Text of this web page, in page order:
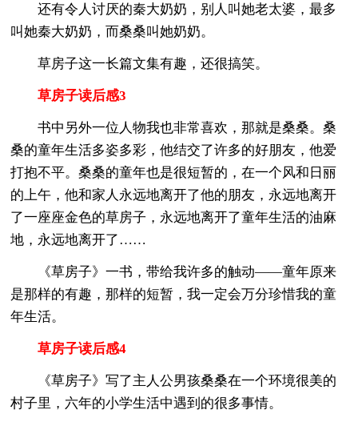
还有令人讨厌的秦大奶奶，别人叫她老太婆，最多
叫她秦大奶奶，而桑桑叫她奶奶。
草房子这一长篇文集有趣，还很搞笑。
草房子读后感3
书中另外一位人物我也非常喜欢，那就是桑桑。桑
桑的童年生活多姿多彩，他结交了许多的好朋友，他爱
打抱不平。桑桑的童年也是很短暂的，在一个风和日丽
的上午，他和家人永远地离开了他的朋友，永远地离开
了一座座金色的草房子，永远地离开了童年生活的油麻
地，永远地离开了……
《草房子》一书，带给我许多的触动——童年原来
是那样的有趣，那样的短暂，我一定会万分珍惜我的童
年生活。
草房子读后感4
《草房子》写了主人公男孩桑桑在一个环境很美的
村子里，六年的小学生活中遇到的很多事情。